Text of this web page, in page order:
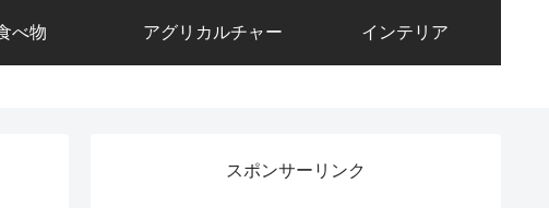
べ物 アグリカルチャー インテリア
スポンサーリンク